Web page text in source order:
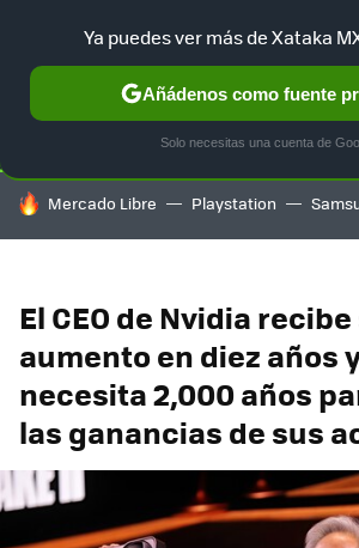
SELECCIÓN GAMING HOME
HOY SE HABLA DE
Mercado Libre Playstation
El CEO de Nvidia
aumento en diez años
necesita 2,000 años
las ganancias de sus
Ya puedes ver más de Xataka
Añádenos como fuente
Solo necesitas una cuenta de